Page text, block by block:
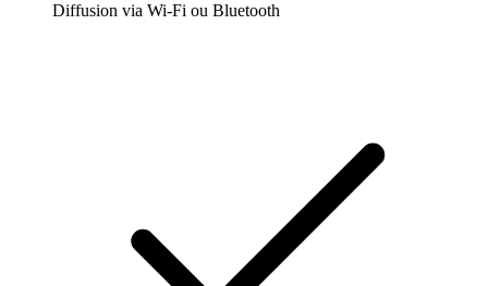
Diffusion via Wi-Fi ou Bluetooth